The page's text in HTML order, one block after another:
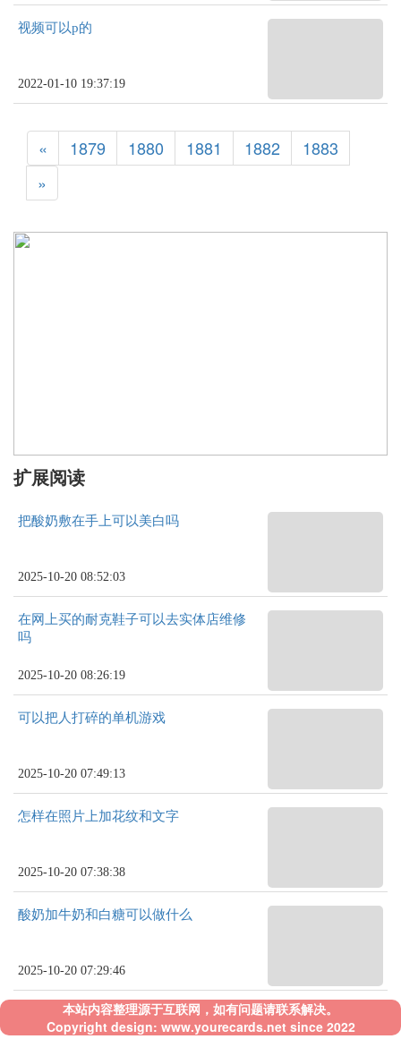
视频可以p的
2022-01-10 19:37:19
« 1879 1880 1881 1882
1883
»
扩展阅读
把酸奶敷在手上可以美白吗
2025-10-20 08:52:03
在网上买的耐克鞋子可以去实体店维修
吗
2025-10-20 08:26:19
可以把人打碎的单机游戏
2025-10-20 07:49:13
怎样在照片上加花纹和文字
2025-10-20 07:38:38
酸奶加牛奶和白糖可以做什么
2025-10-20 07:29:46
本站内容整理源于互联网，如有问题请联系解决。
Copyright design: www.yourecards.net since 2022